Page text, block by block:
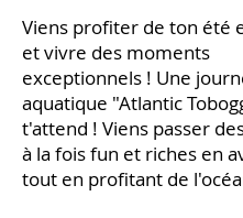
Viens profiter de ton été
et vivre des moments
exceptionnels ! Une
aquatique "Atlantic
t'attend ! Viens passer
à la fois fun et riches en
tout en profitant de